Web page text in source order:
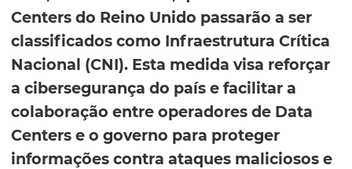
Centers do Reino Unido passarão a ser
classificados como Infraestrutura Crítica
Nacional (CNI). Esta medida visa reforçar
a cibersegurança do país e facilitar a
colaboração entre operadores de Data
Centers e o governo para proteger
informações contra ataques maliciosos e